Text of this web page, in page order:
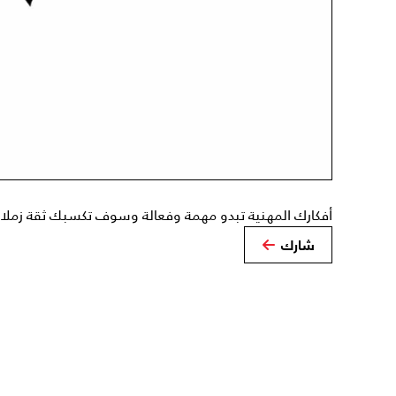
أفكارك المهنية تبدو مهمة وفعالة وسوف تكسبك ثقة
شارك